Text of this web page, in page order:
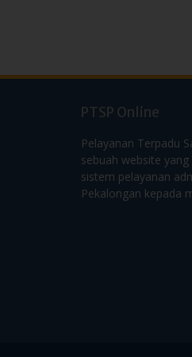
PTSP Online
Pelayanan Terpadu
sebuah website
sistem pelayanan
Pekalongan kepada